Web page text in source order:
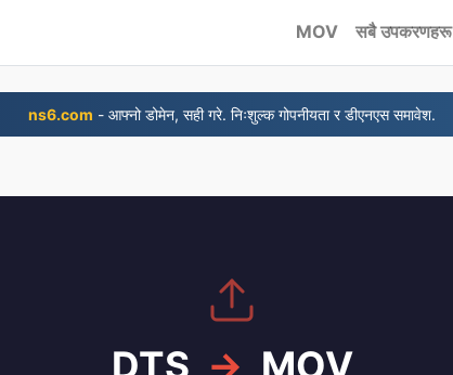
MOV सबै उपकरणहरू
ns6.com - आफ्नो डोमेन, सही गरे. निःशुल्क गोपनीयता र डीएनएस समावेश.